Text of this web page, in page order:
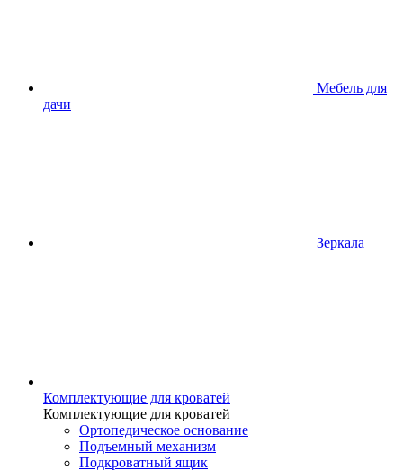
Мебель для
дачи
Зеркала
Комплектующие для кроватей
Комплектующие для кроватей
Ортопедическое основание
Подъемный механизм
Подкроватный ящик